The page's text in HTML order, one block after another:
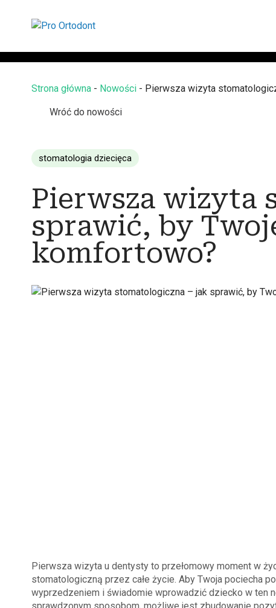
Strona główna - Nowości - Pierwsza wizyta
Wróć do nowości
stomatologia dziecięca
Pierwsza wizyta
sprawić, by
komfortowo?
Pierwsza wizyta u dentysty to przełomowy moment w
stomatologiczną przez całe życie. Aby Twoja pociecha
wyprzedzeniem i świadomie wprowadzić dziecko w ten